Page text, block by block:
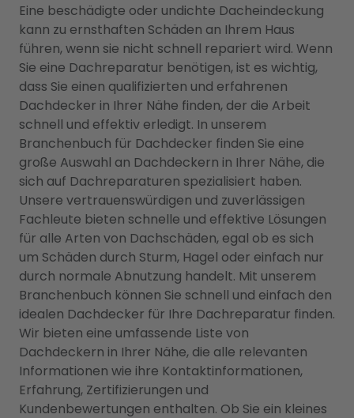
Eine beschädigte oder undichte Dacheindeckung
kann zu ernsthaften Schäden an Ihrem Haus
führen, wenn sie nicht schnell repariert wird. Wenn
Sie eine Dachreparatur benötigen, ist es wichtig,
dass Sie einen qualifizierten und erfahrenen
Dachdecker in Ihrer Nähe finden, der die Arbeit
schnell und effektiv erledigt. In unserem
Branchenbuch für Dachdecker finden Sie eine
große Auswahl an Dachdeckern in Ihrer Nähe, die
sich auf Dachreparaturen spezialisiert haben.
Unsere vertrauenswürdigen und zuverlässigen
Fachleute bieten schnelle und effektive Lösungen
für alle Arten von Dachschäden, egal ob es sich
um Schäden durch Sturm, Hagel oder einfach nur
durch normale Abnutzung handelt. Mit unserem
Branchenbuch können Sie schnell und einfach den
idealen Dachdecker für Ihre Dachreparatur finden.
Wir bieten eine umfassende Liste von
Dachdeckern in Ihrer Nähe, die alle relevanten
Informationen wie ihre Kontaktinformationen,
Erfahrung, Zertifizierungen und
Kundenbewertungen enthalten. Ob Sie ein kleines